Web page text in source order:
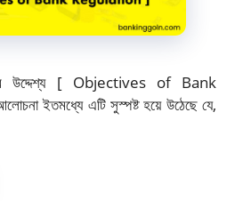
উদ্দেশ্য [ Objectives of Bank
ইতমধ্যে এটি সুস্পষ্ট হয়ে উঠেছে যে,